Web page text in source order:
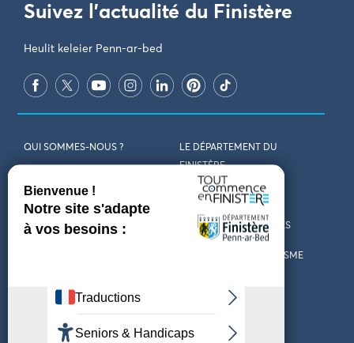
Suivez l'actualité du Finistère
Heulit keleier Penn-ar-bed
QUI SOMMES-NOUS ?
LE DÉPARTEMENT DU
FINISTÈRE
REJOIGNEZ-NOUS VENIR EN FINISTÈRE
CONTACT CARTES ET BROCHURES
LES OFFICES DE TOURISME
D’ACCESSIBILITÉ